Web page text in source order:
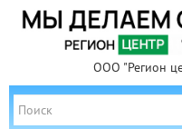
ООО "Регион